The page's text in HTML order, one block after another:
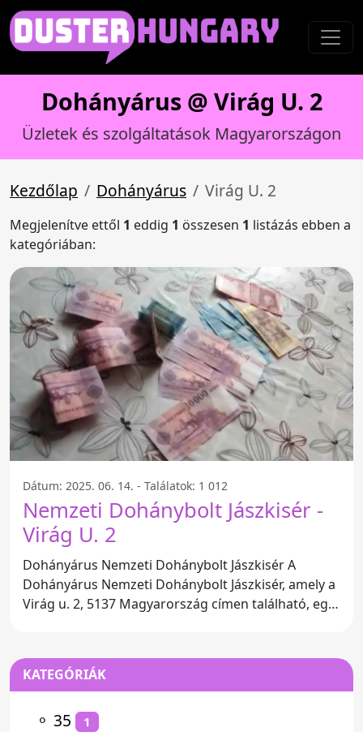
Dohányárus @ Virág U. 2
Üzletek és szolgáltatások Magyarországon
Kezdőlap Dohányárus Virág U. 2
Megjelenítve ettől 1 eddig 1 összesen 1 listázás ebben a
kategóriában:
Dátum: 2025. 06. 14. - Találatok: 1 012
Nemzeti Dohánybolt Jászkisér -
Virág U. 2
Dohányárus Nemzeti Dohánybolt Jászkisér A
Dohányárus Nemzeti Dohánybolt Jászkisér, amely a
Virág u. 2, 5137 Magyarország címen található, egy
KATEGÓRIÁK
⚬ 35 1